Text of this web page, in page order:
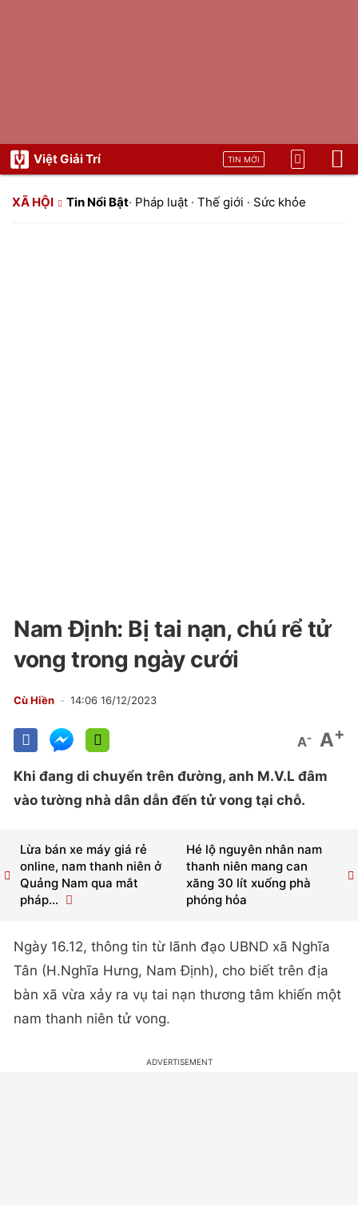
Việt Giải Trí TIN MỚI
XÃ HỘI Tin Nổi Bật· Pháp luật · Thế giới · Sức khỏe
Nam Định: Bị tai nạn, chú rể tử
vong trong ngày cưới
Cù Hiền 14:06 16/12/2023
A- A+
Khi đang di chuyển trên đường, anh M.V.L đâm
vào tường nhà dân dẫn đến tử vong tại chỗ.
Hé lộ nguyên nhân nam
thanh niên mang can
xăng 30 lít xuống phà
phóng hỏa
Lừa bán xe máy giá rẻ
online, nam thanh niên ở
Quảng Nam qua mắt
pháp...
Ngày 16.12, thông tin từ lãnh đạo UBND xã Nghĩa
Tân (H.Nghĩa Hưng, Nam Định), cho biết trên địa
bàn xã vừa xảy ra vụ tai nạn thương tâm khiến một
nam thanh niên tử vong.